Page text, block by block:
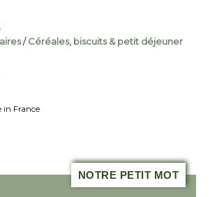
/Céréales, biscuits & petit déjeuner
in France
NOTRE PETIT MOT